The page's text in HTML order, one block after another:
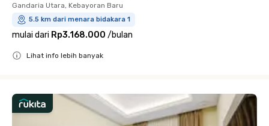
Gandaria Utara, Kebayoran Baru
5.5 km dari menara bidakara 1
mulai dari Rp3.168.000 /bulan
Lihat info lebih banyak